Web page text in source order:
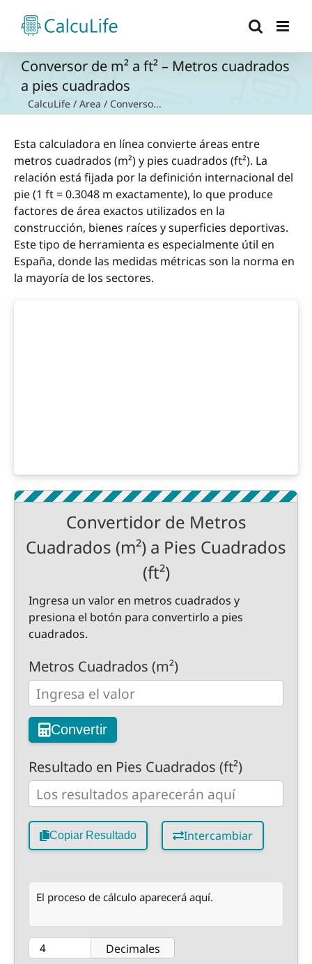
contenido
Conversor de m² a ft² – Metros cuadrados
a pies cuadrados
CalcuLife / Area / Converso...
Esta calculadora en línea convierte áreas entre
metros cuadrados (m²) y pies cuadrados (ft²). La
relación está fijada por la definición internacional del
pie (1 ft = 0.3048 m exactamente), lo que produce
factores de área exactos utilizados en la
construcción, bienes raíces y superficies deportivas.
Este tipo de herramienta es especialmente útil en
España, donde las medidas métricas son la norma en
la mayoría de los sectores.
Convertidor de Metros
Cuadrados (m²) a Pies Cuadrados
(ft²)
Ingresa un valor en metros cuadrados y
presiona el botón para convertirlo a pies
cuadrados.
Metros Cuadrados (m²)
Convertir
Resultado en Pies Cuadrados (ft²)
Copiar Resultado Intercambiar
El proceso de cálculo aparecerá aquí.
Decimales